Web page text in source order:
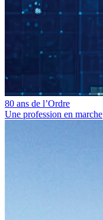
80 ans de l’Ordre
Une profession en marche